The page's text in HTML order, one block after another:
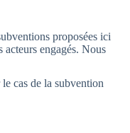
proposées ici
acteurs engagés. Nous
cas de la subvention